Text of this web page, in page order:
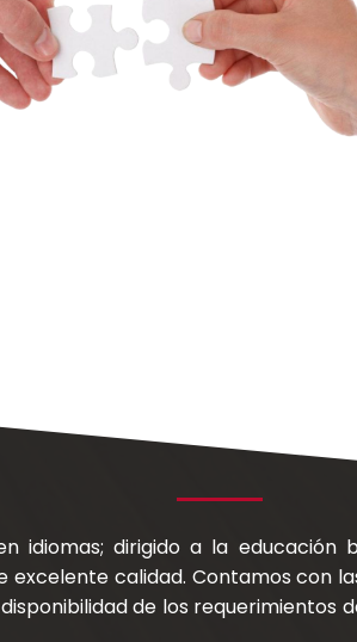
idiomas; dirigido a la
calidad. Contamos con
de los